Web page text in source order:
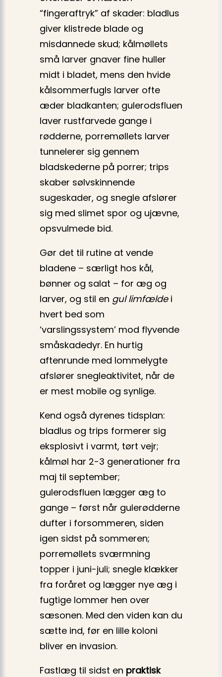
“fingeraftryk” af skader: bladlus
giver klistrede blade og
misdannede skud; kålmøllets
små larver gnaver fine huller
midt i bladet, mens den hvide
kålsommerfugls larver ofte
æder bladkanten; gulerodsfluen
laver rustfarvede gange i
rødderne, porremøllets larver
tunnel­erer sig gennem
bladskederne på porrer; trips
skaber sølvskinnende
sugeskader, og snegle afslører
sig med slimet spor og ujævne,
opsvulmede bid.
Gør det til rutine at vende
bladene – særligt hos kål,
bønner og salat – for æg og
larver, og stil en gul limfældei
hvert bed som
‘varslingssystem’ mod flyvende
småskadedyr. En hurtig
aftenrunde med lommelygte
afslører snegleaktivitet, når de
er mest mobile og synlige.
Kend også dyrenes tidsplan:
bladlus og trips formerer sig
eksplosivt i varmt, tørt vejr;
kålmøl har 2-3 generationer fra
maj til september;
gulerodsfluen lægger æg to
gange – først når gulerødderne
dufter i forsommeren, siden
igen sidst på sommeren;
porremøllets sværmning
topper i juni-juli; snegle klækker
fra foråret og lægger nye æg i
fugtige lommer hen over
sæsonen. Med den viden kan du
sætte ind, før en lille koloni
bliver en invasion.
Fastlæg til sidst en praktisk